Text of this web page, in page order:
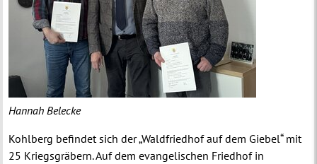
Hannah Belecke
Kohlberg befindet sich der „Waldfriedhof auf dem Giebel“ mit
25 Kriegsgräbern. Auf dem evangelischen Friedhof in